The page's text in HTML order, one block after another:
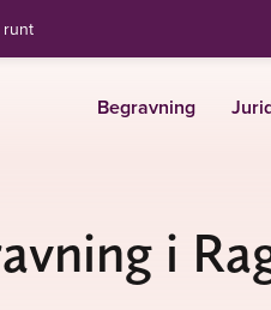
Begravning
i